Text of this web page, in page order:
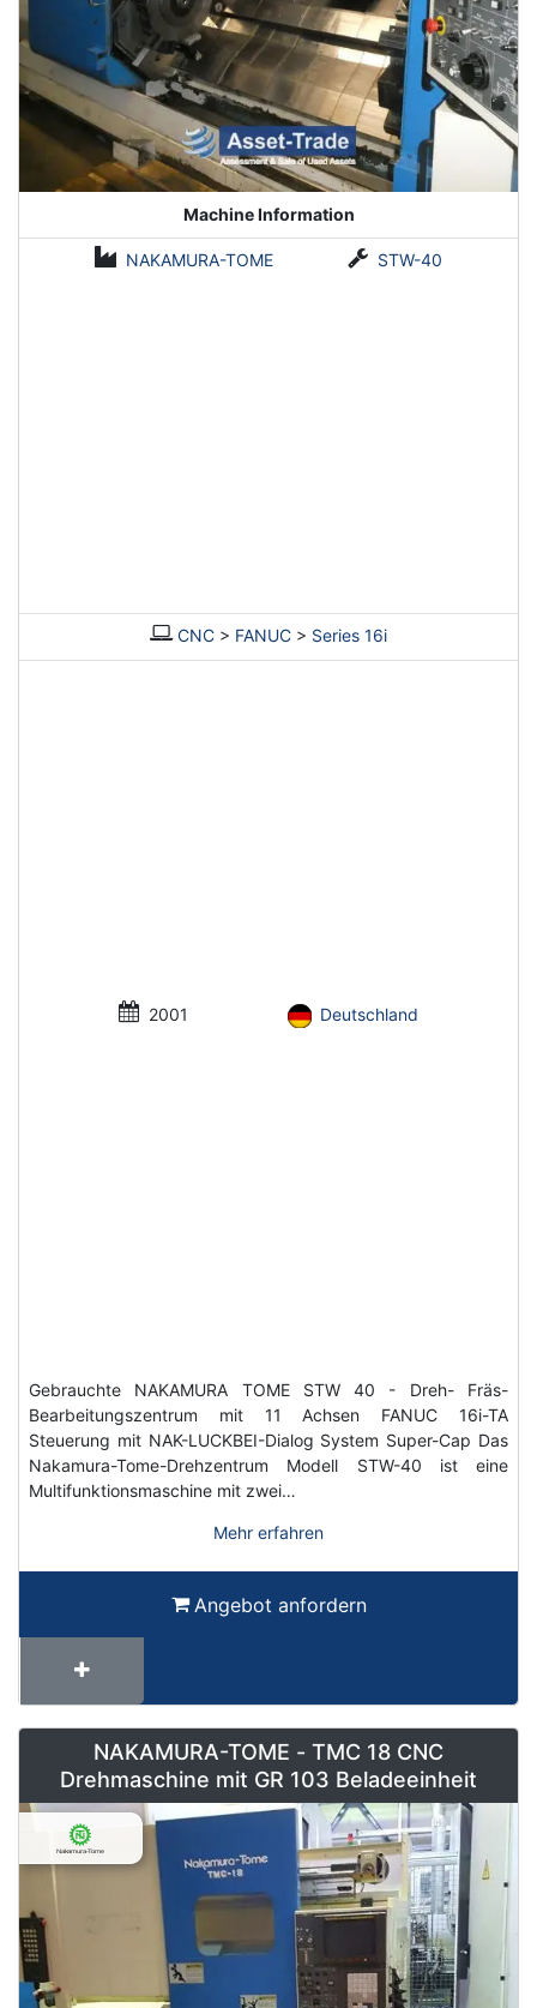
Machine Information
NAKAMURA-TOME STW-40
CNC > FANUC > Series 16i
2001 Deutschland
Gebrauchte NAKAMURA TOME STW 40 - Dreh- Fräs-
Bearbeitungszentrum mit 11 Achsen FANUC 16i-TA
Steuerung mit NAK-LUCKBEI-Dialog System Super-Cap Das
Nakamura-Tome-Drehzentrum Modell STW-40 ist eine
Multifunktionsmaschine mit zwei…
Mehr erfahren
Angebot anfordern
NAKAMURA-TOME - TMC 18 CNC
Drehmaschine mit GR 103 Beladeeinheit